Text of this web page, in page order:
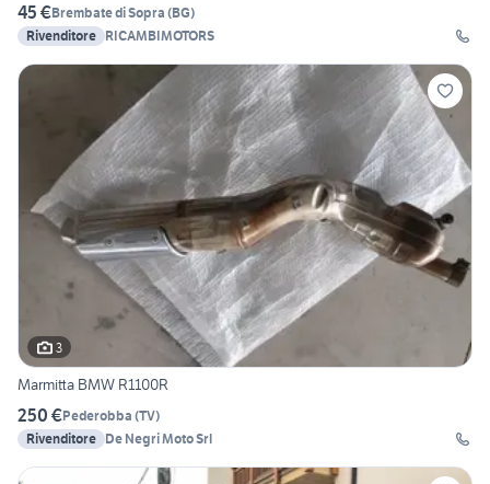
45 €Brembate di Sopra (BG)
Rivenditore RICAMBIMOTORS
3
Marmitta BMW R1100R
250 €Pederobba (TV)
Rivenditore De Negri Moto Srl